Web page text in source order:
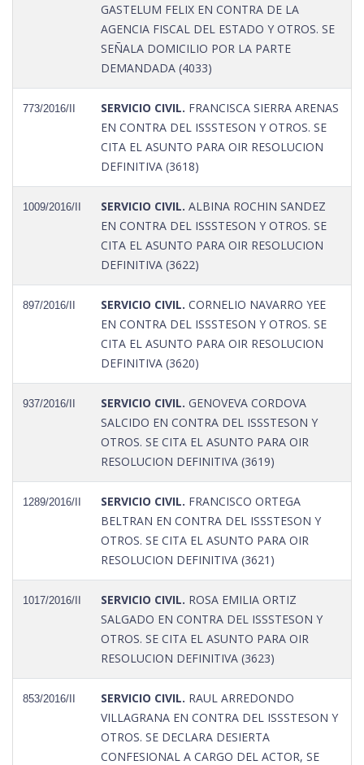
GASTELUM FELIX EN CONTRA DE LA
AGENCIA FISCAL DEL ESTADO Y OTROS. SE
SEÑALA DOMICILIO POR LA PARTE
DEMANDADA (4033)
773/2016/II SERVICIO CIVIL. FRANCISCA SIERRA ARENAS
EN CONTRA DEL ISSSTESON Y OTROS. SE
CITA EL ASUNTO PARA OIR RESOLUCION
DEFINITIVA (3618)
1009/2016/II SERVICIO CIVIL. ALBINA ROCHIN SANDEZ
EN CONTRA DEL ISSSTESON Y OTROS. SE
CITA EL ASUNTO PARA OIR RESOLUCION
DEFINITIVA (3622)
897/2016/II SERVICIO CIVIL. CORNELIO NAVARRO YEE
EN CONTRA DEL ISSSTESON Y OTROS. SE
CITA EL ASUNTO PARA OIR RESOLUCION
DEFINITIVA (3620)
937/2016/II SERVICIO CIVIL. GENOVEVA CORDOVA
SALCIDO EN CONTRA DEL ISSSTESON Y
OTROS. SE CITA EL ASUNTO PARA OIR
RESOLUCION DEFINITIVA (3619)
1289/2016/II SERVICIO CIVIL. FRANCISCO ORTEGA
BELTRAN EN CONTRA DEL ISSSTESON Y
OTROS. SE CITA EL ASUNTO PARA OIR
RESOLUCION DEFINITIVA (3621)
1017/2016/II SERVICIO CIVIL. ROSA EMILIA ORTIZ
SALGADO EN CONTRA DEL ISSSTESON Y
OTROS. SE CITA EL ASUNTO PARA OIR
RESOLUCION DEFINITIVA (3623)
853/2016/II SERVICIO CIVIL. RAUL ARREDONDO
VILLAGRANA EN CONTRA DEL ISSSTESON Y
OTROS. SE DECLARA DESIERTA
CONFESIONAL A CARGO DEL ACTOR, SE